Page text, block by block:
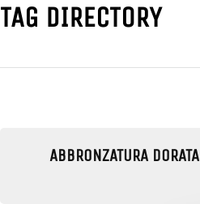
TAG DIRECTORY
ABBRONZATURA DORATA